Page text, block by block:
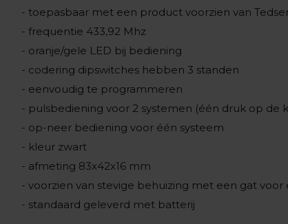
- toepasbaar met een product voorzien van
- frequentie 433,92 Mhz
- oranje/gele LED bij bediening
- codering dipswitches hebben 3 standen
- eenvoudig te programmeren
- pulsbediening voor 2 systemen (één druk op de
- op-neer bediening voor één systeem
- kleur zwart
- afmeting 83x42x16 mm
- voorzien van stevige behuizing met een gat
- standaard geleverd met batterij